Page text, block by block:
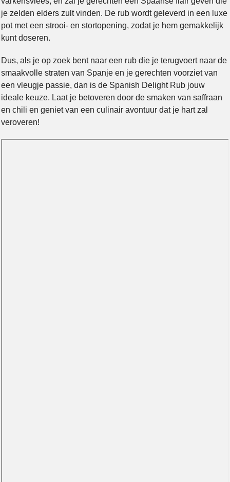
je zelden elders zult vinden. De rub wordt geleverd in een luxe
pot met een strooi- en stortopening, zodat je hem gemakkelijk
kunt doseren.
Dus, als je op zoek bent naar een rub die je terugvoert naar de
smaakvolle straten van Spanje en je gerechten voorziet van
een vleugje passie, dan is de Spanish Delight Rub jouw
ideale keuze. Laat je betoveren door de smaken van saffraan
en chili en geniet van een culinair avontuur dat je hart zal
veroveren!